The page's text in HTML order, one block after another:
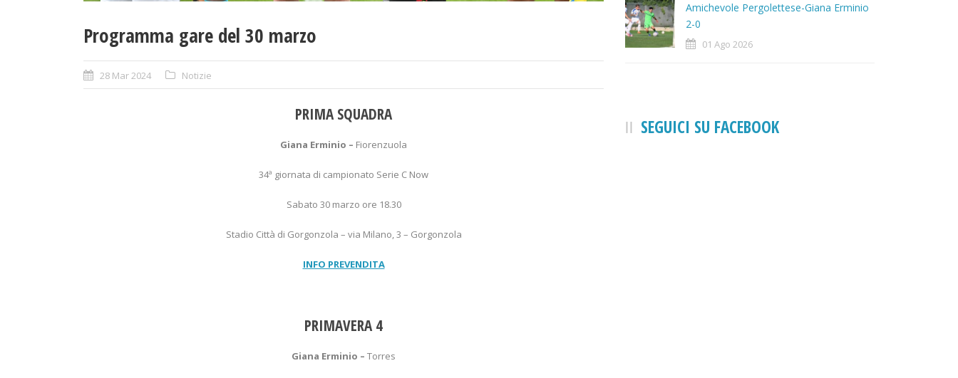
Programma gare del 30 marzo
28 Mar 2024 Notizie
PRIMA SQUADRA
Giana Erminio – Fiorenzuola
34ª giornata di campionato Serie C Now
Sabato 30 marzo ore 18.30
Stadio Città di Gorgonzola – via Milano, 3 – Gorgonzola
INFO PREVENDITA
PRIMAVERA 4
Giana Erminio – Torres
Amichevole Pergolettese-Giana Erminio
2-0
01 Ago 2026
SEGUICI SU FACEBOOK